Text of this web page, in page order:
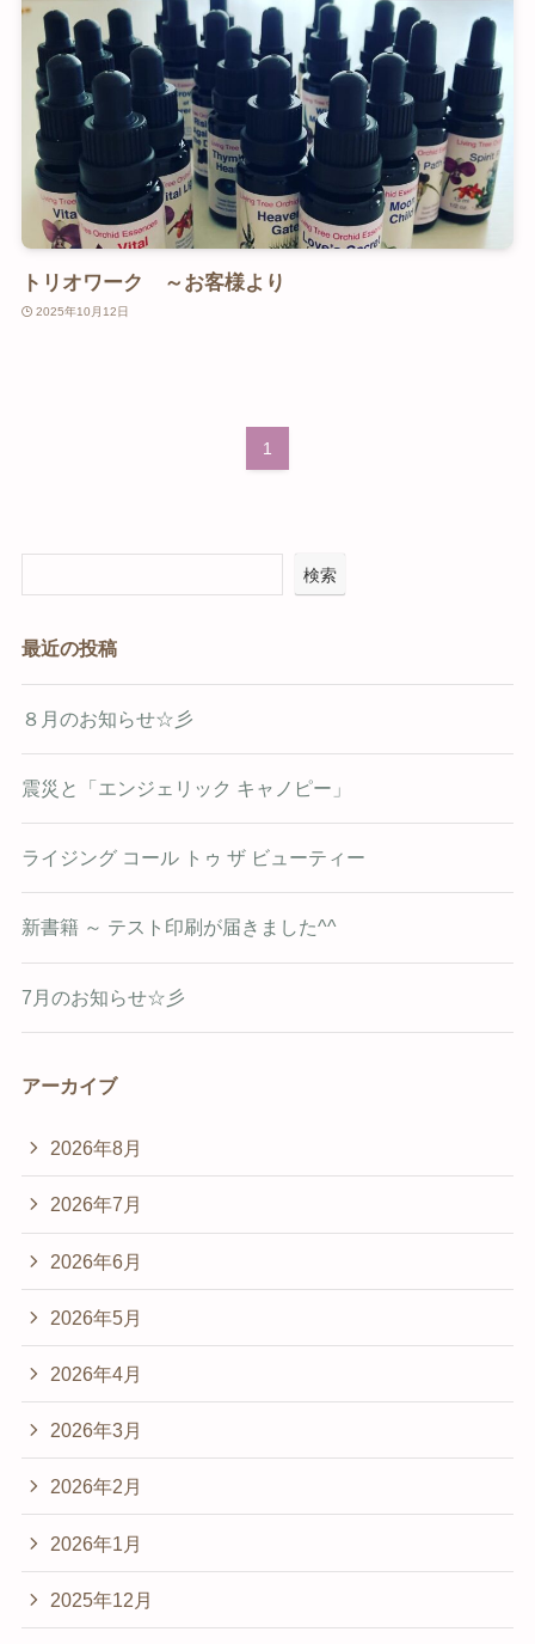
トリオワーク ～お客様より
2025年10月12日
1
検索
最近の投稿
８月のお知らせ☆彡
震災と「エンジェリック キャノピー」
ライジング コール トゥ ザ ビューティー
新書籍 ～ テスト印刷が届きました^^
7月のお知らせ☆彡
アーカイブ
2026年8月
2026年7月
2026年6月
2026年5月
2026年4月
2026年3月
2026年2月
2026年1月
2025年12月